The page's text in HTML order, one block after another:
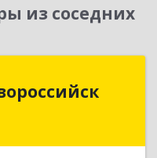
из соседних
Новороссийск г,